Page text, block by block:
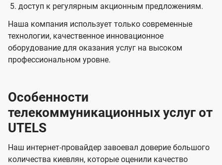
доступ к регулярным акционным предложениям.
Наша компания использует только современные
технологии, качественное инновационное
оборудование для оказания услуг на высоком
профессиональном уровне.
Особенности
телекоммуникационных услуг от
UTELS
Наш интернет-провайдер завоевал доверие большого
количества киевлян, которые оценили качество